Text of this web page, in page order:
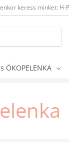
keress minket: H-
ÖKOPELENKA